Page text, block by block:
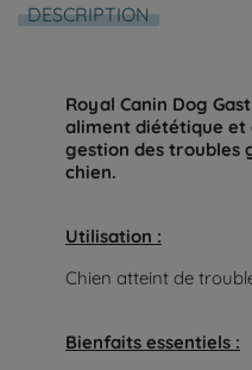
DESCRIPTION
Royal Canin Dog
aliment diététique et
gestion des troubles
chien.
Utilisation :
Chien atteint de
Bienfaits essentiels :